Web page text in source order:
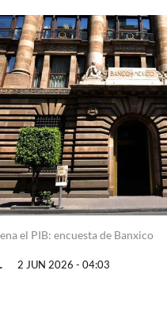
el PIB: encuesta de Banxico
2 JUN 2026 - 04:03